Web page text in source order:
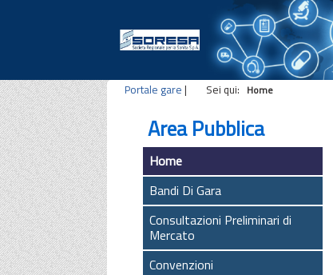
Portale gare | Sei qui: Home
Area Pubblica
Home
Bandi Di Gara
Consultazioni Preliminari di
Mercato
Convenzioni